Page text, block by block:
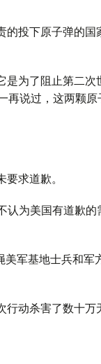
投下原子弹的国
是为了阻止第二次
再说过，这两颗原
求道歉。
认为美国有道歉的
军基地士兵和军
行动杀害了数十万